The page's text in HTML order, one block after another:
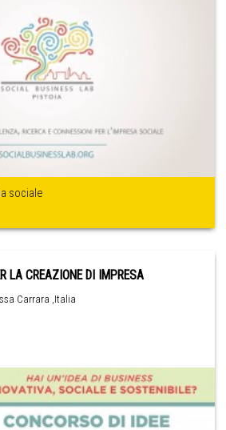
sociale
LA CREAZIONE DI IMPRESA
Carrara ,Italia